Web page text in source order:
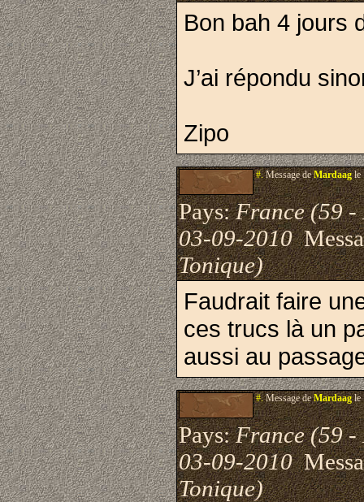
Bon bah 4 jours
J’ai répondu
Zipo
#.Message deMardaagle
Pays:France (59 -
03-09-2010
Tonique)
Faudrait faire
ces trucs là un
aussi au
#.Message deMardaagle
Pays:France (59 -
03-09-2010
Tonique)